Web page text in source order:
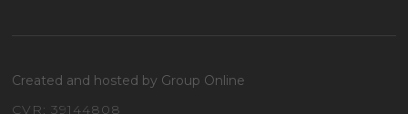
Created and hosted by Group Online
CVR​: 39144808